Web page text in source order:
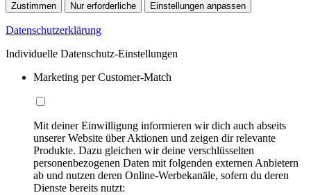
Zustimmen Nur erforderliche Einstellungen anpassen
Datenschutzerklärung
Individuelle Datenschutz-Einstellungen
Marketing per Customer-Match
Mit deiner Einwilligung informieren wir dich auch abseits
unserer Website über Aktionen und zeigen dir relevante
Produkte. Dazu gleichen wir deine verschlüsselten
personenbezogenen Daten mit folgenden externen Anbietern
ab und nutzen deren Online-Werbekanäle, sofern du deren
Dienste bereits nutzt: